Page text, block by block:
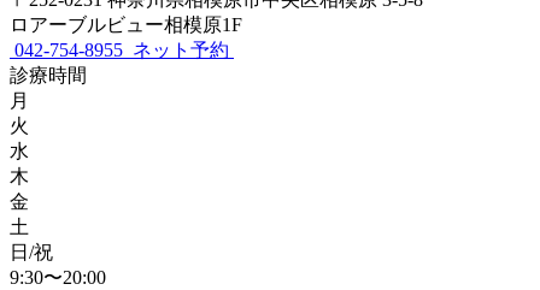
ロアーブルビュー相模原1F
042-754-8955 ネット予約
診療時間
月
火
水
木
金
土
日/祝
9:30〜20:00